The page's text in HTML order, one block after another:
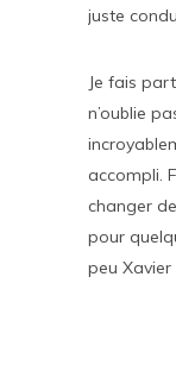
juste
Je fais
n’oublie
accompli.
changer
pour
peu Xavier